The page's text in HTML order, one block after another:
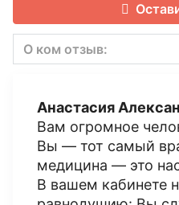
О ком отзыв:
Анастасия
Вам огромное
Вы — тот самый
медицина — это
В вашем кабинете